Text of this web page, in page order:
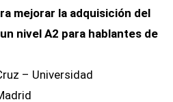
mejorar la adquisición del
nivel A2 para hablantes de
– Universidad